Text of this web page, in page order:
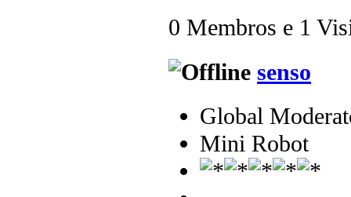
0 Membros e 1
senso
Global
Mini Robot